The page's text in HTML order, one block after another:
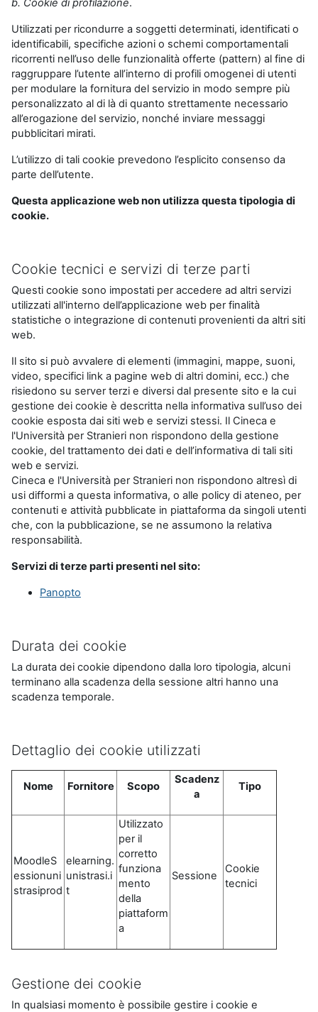
b. Cookie di profilazione.
Utilizzati per ricondurre a soggetti determinati, identificati o
identificabili, specifiche azioni o schemi comportamentali
ricorrenti nell’uso delle funzionalità offerte (pattern) al fine di
raggruppare l’utente all’interno di profili omogenei di utenti
per modulare la fornitura del servizio in modo sempre più
personalizzato al di là di quanto strettamente necessario
all’erogazione del servizio, nonché inviare messaggi
pubblicitari mirati.
L’utilizzo di tali cookie prevedono l’esplicito consenso da
parte dell’utente.
Questa applicazione web non utilizza questa tipologia di
cookie.
Cookie tecnici e servizi di terze parti
Questi cookie sono impostati per accedere ad altri servizi
utilizzati all'interno dell’applicazione web per finalità
statistiche o integrazione di contenuti provenienti da altri siti
web.
Il sito si può avvalere di elementi (immagini, mappe, suoni,
video, specifici link a pagine web di altri domini, ecc.) che
risiedono su server terzi e diversi dal presente sito e la cui
gestione dei cookie è descritta nella informativa sull’uso dei
cookie esposta dai siti web e servizi stessi. Il Cineca e
l'Università per Stranieri non rispondono della gestione
cookie, del trattamento dei dati e dell’informativa di tali siti
web e servizi.
Cineca e l'Università per Stranieri non rispondono altresì di
usi difformi a questa informativa, o alle policy di ateneo, per
contenuti e attività pubblicate in piattaforma da singoli utenti
che, con la pubblicazione, se ne assumono la relativa
responsabilità.
Servizi di terze parti presenti nel sito:
Panopto
Durata dei cookie
La durata dei cookie dipendono dalla loro tipologia, alcuni
terminano alla scadenza della sessione altri hanno una
scadenza temporale.
Dettaglio dei cookie utilizzati
Nome Fornitore Scopo
Scadenz
a
Tipo
MoodleS
essionuni
strasiprod
elearning.
unistrasi.i
t
Utilizzato
per il
corretto
funziona
mento
della
piattaform
a
Sessione
Cookie
tecnici
Gestione dei cookie
In qualsiasi momento è possibile gestire i cookie e